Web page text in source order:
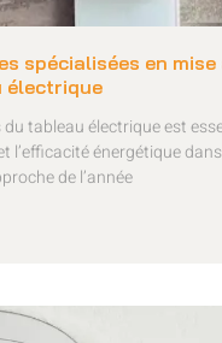
spécialisées en mise
électrique
tableau électrique est
l’efficacité énergétique
de l’année